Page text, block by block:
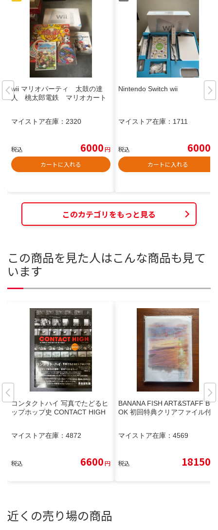
wii マリオパーティ 太鼓の達
人 桃太郎電鉄 マリオカート
マイストア在庫： 2320
税込 6000円
カートに入れる
Nintendo Switch wii
マイストア在庫： 1711
税込 6000
カートに入れる
このカテゴリをもっと見る
この商品を見た人はこんな商品も見て
います
コンタクトハイ 写真でたどるヒ
ップホップ史 CONTACT HIGH
マイストア在庫： 4872
税込 6600円
BANANA FISH ART&STAFF BO
OK 初回特典クリアファイル付
マイストア在庫： 4569
税込 18150
近くの売り場の商品